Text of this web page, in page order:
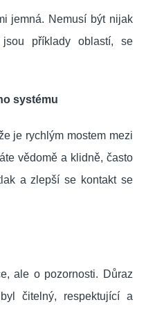
jemná. Nemusí být nijak
jsou příklady oblastí, se
systému
je rychlým mostem mezi
vědomě a klidně, často
a zlepší se kontakt se
ale o pozornosti. Důraz
čitelný, respektující a